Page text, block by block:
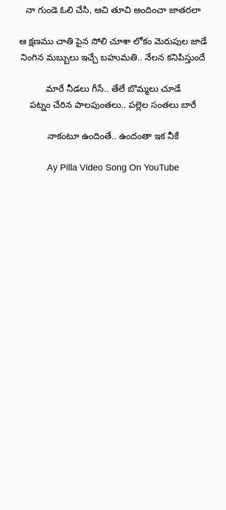
నా గుండె ఓలి చేసి, ఆచి తూచి అందించా జాతరలా
ఆ క్షణము చాతి పైన సోలి చూశా లోకం మెరుపుల జాడే
నింగిన మబ్బులు ఇచ్చే బహుమతి.. నేలన కనిపిస్తుందే
మారే నీడలు గీసే.. తేలే బొమ్మలు చూడే
పట్నం చేరిన పాలపుంతలు.. పల్లెల సంతలు బారే
నాకంటూ ఉందింతే.. ఉందంతా ఇక నీకే
Ay Pilla Video Song On YouTube